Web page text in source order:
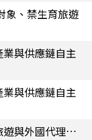
象、禁生育旅遊
與供應鏈自主
與供應鏈自主
川普二度挑戰出生公民權！鎖定生育旅遊與外國代理人子女